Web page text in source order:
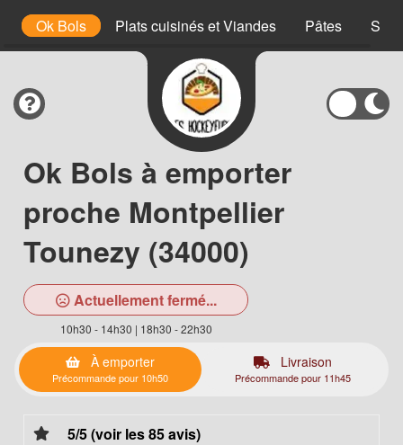
Ok Bols Plats cuisinés et Viandes Pâtes
Ok Bols à emporter
proche Montpellier
Tounezy (34000)
Actuellement fermé...
10h30 - 14h30 | 18h30 - 22h30
À emporter
Précommande pour 10h50
Livraison
Précommande pour 11h45
5/5 (voir les 85 avis)